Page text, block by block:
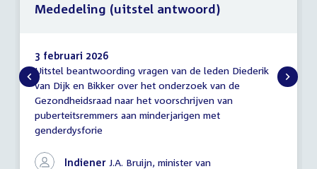
Mededeling
(uitstel
antwoord)
3 februari 2026
Uitstel beantwoording vragen van de leden Diederik
van Dijk en Bikker over het onderzoek van de
Gezondheidsraad naar het voorschrijven van
puberteitsremmers aan minderjarigen met
genderdysforie
Indiener J.A. Bruijn, minister van
Mededeling (uitstel antwoord)